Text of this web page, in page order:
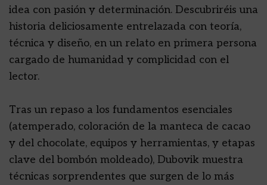
idea con pasión y determinación. Descubriréis una
historia deliciosamente entrelazada con teoría,
técnica y diseño, en un relato en primera persona
cargado de humanidad y complicidad con el
lector.
Tras un repaso a los fundamentos esenciales
(atemperado, coloración de la manteca de cacao
y del chocolate, equipos y herramientas, y etapas
clave del bombón moldeado), Dubovik muestra
técnicas sorprendentes que surgen de lo más